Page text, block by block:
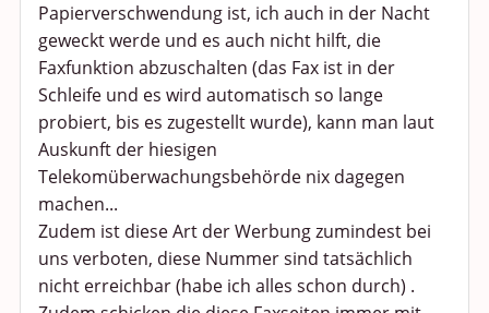
Papierverschwendung ist, ich auch in der Nacht
geweckt werde und es auch nicht hilft, die
Faxfunktion abzuschalten (das Fax ist in der
Schleife und es wird automatisch so lange
probiert, bis es zugestellt wurde), kann man laut
Auskunft der hiesigen
Telekomüberwachungsbehörde nix dagegen
machen...
Zudem ist diese Art der Werbung zumindest bei
uns verboten, diese Nummer sind tatsächlich
nicht erreichbar (habe ich alles schon durch) .